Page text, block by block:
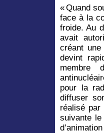
« Quand
face à la
froide. Au
avait
créant
devint
membre
pour la
diffuser
réalisé par
suivante